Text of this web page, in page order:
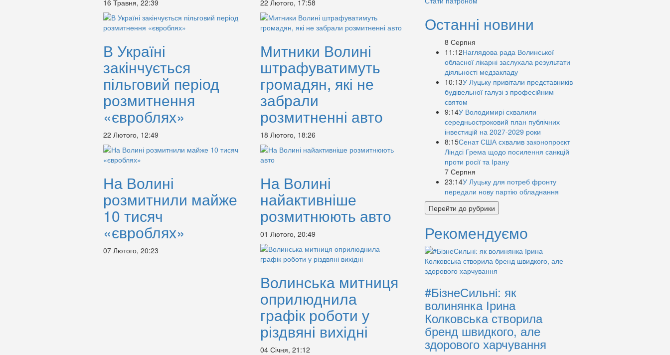
16 Травня, 22:39 22 Лютого, 17:58
В Україні
закінчується
пільговий період
розмитнення
«євроблях»
22 Лютого, 12:49
Митники Волині
штрафуватимуть
громадян, які не
забрали
розмитненні авто
18 Лютого, 18:26
На Волині
розмитнили майже
10 тисяч
«євроблях»
07 Лютого, 20:23
На Волині
найактивніше
розмитнюють авто
01 Лютого, 20:49
Волинська митниця
оприлюднила
графік роботи у
різдвяні вихідні
04 Січня, 21:12
Останні новини
8 Серпня
11:12Наглядова рада Волинської
обласної лікарні заслухала результати
діяльності медзакладу
10:13У Луцьку привітали представників
будівельної галузі з професійним
святом
9:14У Володимирі схвалили
середньостроковий план публічних
інвестицій на 2027-2029 роки
8:15Сенат США схвалив законопроєкт
Ліндсі Грема щодо посилення санкцій
проти росії та Ірану
7 Серпня
23:14У Луцьку для потреб фронту
передали нову партію обладнання
Перейти до рубрики
Рекомендуємо
#БізнеСильні: як
волинянка Ірина
Колковська створила
бренд швидкого, але
здорового харчування